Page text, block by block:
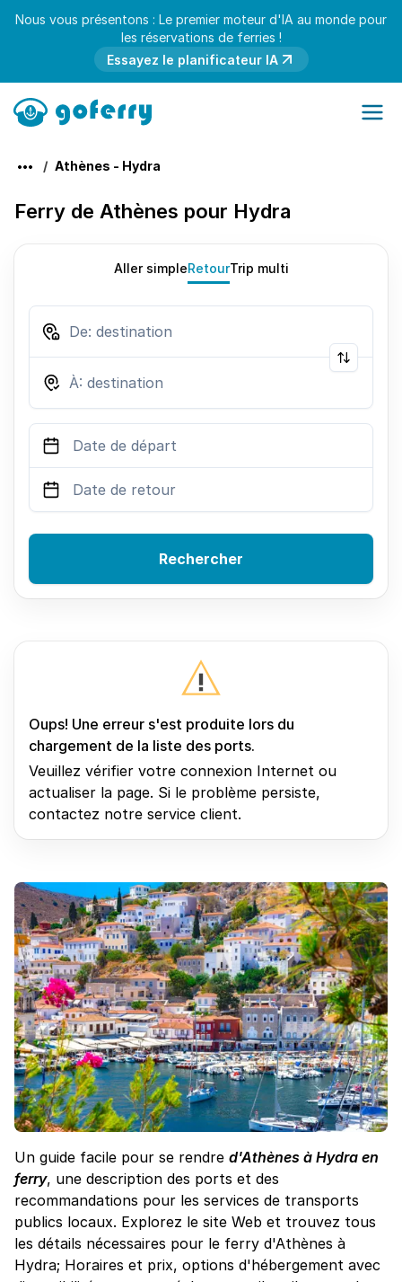
Nous vous présentons : Le premier moteur d'IA au monde pour
les réservations de ferries !
Essayez le planificateur IA
Athènes - Hydra
Ferry de Athènes pour Hydra
Un guide facile pour se rendre d'Athènes à Hydra en
ferry, une description des ports et des
recommandations pour les services de transports
publics locaux. Explorez le site Web et trouvez tous
les détails nécessaires pour le ferry d'Athènes à
Hydra; Horaires et prix, options d'hébergement avec
Aller simpleRetourTrip multi
Rechercher
Oups! Une erreur s'est produite lors du
chargement de la liste des ports.
Veuillez vérifier votre connexion Internet ou
actualiser la page. Si le problème persiste,
contactez notre service client.